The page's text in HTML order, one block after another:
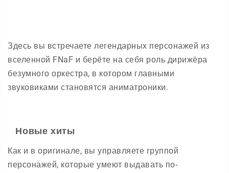
Здесь вы встречаете легендарных персонажей из
вселенной FNaF и берёте на себя роль дирижёра
безумного оркестра, в котором главными
звуковиками становятся аниматроники.
Новые хиты
Как и в оригинале, вы управляете группой
персонажей, которые умеют выдавать по-